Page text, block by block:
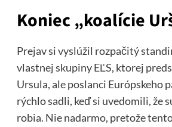
Koniec „koalície
Prejav si vyslúžil rozpačitý
vlastnej skupiny EĽS, ktorej
Ursula, ale poslanci Európskeho
rýchlo sadli, keď si uvedomili, že
robia. Nie nadarmo, pretože